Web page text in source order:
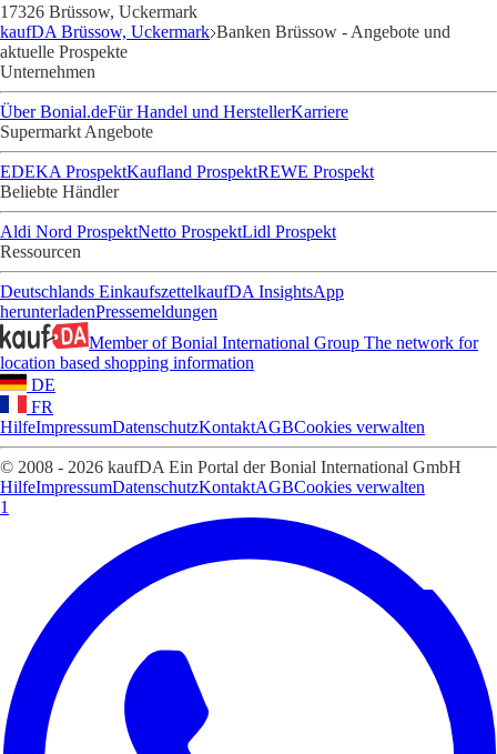
17326 Brüssow, Uckermark
kaufDA Brüssow, Uckermark Banken Brüssow - Angebote und
aktuelle Prospekte
Unternehmen
Über Bonial.deFür Handel und HerstellerKarriere
Supermarkt Angebote
EDEKA ProspektKaufland ProspektREWE Prospekt
Beliebte Händler
Aldi Nord ProspektNetto ProspektLidl Prospekt
Ressourcen
Deutschlands EinkaufszettelkaufDA InsightsApp
herunterladenPressemeldungen
Member of Bonial International Group The network for
location based shopping information
DE
FR
HilfeImpressumDatenschutzKontaktAGBCookies verwalten
© 2008 - 2026 kaufDA Ein Portal der Bonial International GmbH
HilfeImpressumDatenschutzKontaktAGBCookies verwalten
1